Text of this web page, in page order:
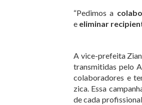
“Pedimos a
e eliminar
A vice-prefeita
transmitidas pelo
colaboradores e
zica. Essa
de cada